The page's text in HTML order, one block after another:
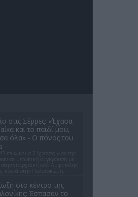
στις Σέρρες: «Έχασα
και το παιδί μου,
όλα» - Ο πόνος του
ετών και ο 21χρονος γιος της
σε μετωπική σύγκρουση με
επαρχιακή οδό Αμφίπολης
κοντά στην Παλαιοκώμη.
στο κέντρο της
Έσπασαν το